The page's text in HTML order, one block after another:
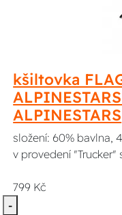
kšiltovka
ALPINESTARS
složení: 60% bavlna,
v provedení "Trucker"
799 Kč
-